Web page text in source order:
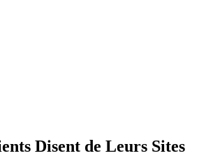
Disent de Leurs Sites